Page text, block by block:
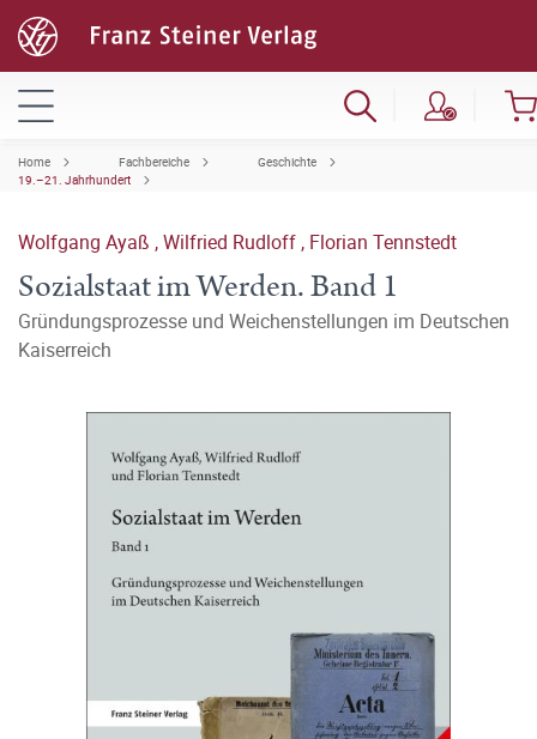
Home Fachbereiche
Geschichte
19.–21. Jahrhundert
Wolfgang Ayaß ,Wilfried Rudloff , Florian Tennstedt
Sozialstaat im Werden. Band 1
Gründungsprozesse und Weichenstellungen im Deutschen
Kaiserreich